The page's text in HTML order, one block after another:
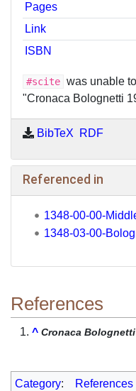
Pages
Link
ISBN
#scite was unable
"Cronaca Bolognetti
BibTeX RDF
Referenced in
1348-00-00-
1348-03-00-
References
^ Cronaca Bolognetti
Category: References